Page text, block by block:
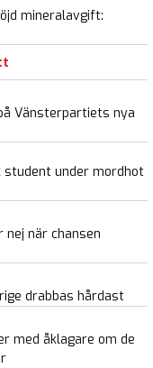
mineralavgift:
Vänsterpartiets nya
student under mordhot
när chansen
drabbas hårdast
med åklagare om de